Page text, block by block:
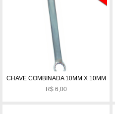
CHAVE COMBINADA 10MM X 10MM
R$6,00